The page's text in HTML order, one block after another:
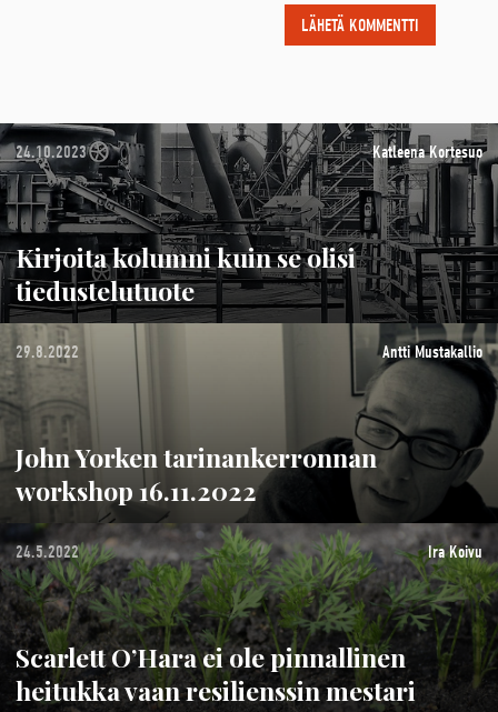
24.10.2023 Katleena Kortesuo
Kirjoita kolumni kuin se olisi
tiedustelutuote
29.8.2022 Antti Mustakallio
John Yorken tarinankerronnan
workshop 16.11.2022
24.5.2022 Ira Koivu
Scarlett O’Hara ei ole pinnallinen
heitukka vaan resilienssin mestari